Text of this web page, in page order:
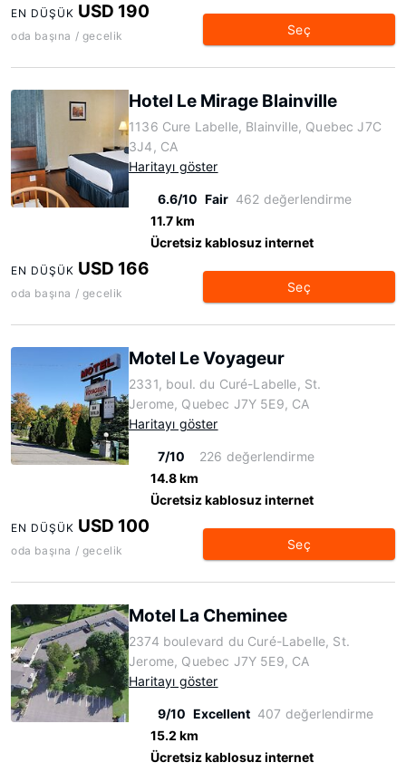
EN DÜŞÜK USD 190
oda başına / gecelik Seç
Hotel Le Mirage Blainville
1136 Cure Labelle, Blainville, Quebec J7C
3J4, CA
Haritayı göster
6.6/10 Fair 462 değerlendirme
11.7 km
Ücretsiz kablosuz internet
EN DÜŞÜK USD 166
oda başına / gecelik Seç
Motel Le Voyageur
2331, boul. du Curé-Labelle, St.
Jerome, Quebec J7Y 5E9, CA
Haritayı göster
7/10
226 değerlendirme
14.8 km
Ücretsiz kablosuz internet
EN DÜŞÜK USD 100
oda başına / gecelik Seç
Motel La Cheminee
2374 boulevard du Curé-Labelle, St.
Jerome, Quebec J7Y 5E9, CA
Haritayı göster
9/10 Excellent 407 değerlendirme
15.2 km
Ücretsiz kablosuz internet